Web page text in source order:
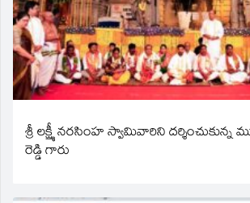
శ్రీ లక్ష్మీ నరసింహ స్వామివారిని దర్శించుకున్న
రెడ్డి గారు